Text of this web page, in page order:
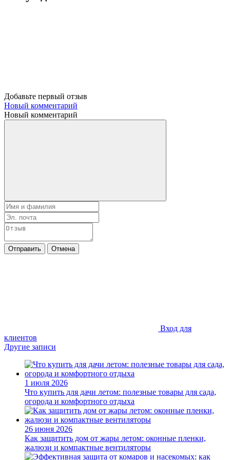
Добавьте первый отзыв
Новый комментарий
Новый комментарий
Отправить Отмена
Вход для
клиентов
Другие записи
1 июля 2026
Что купить для дачи летом: полезные товары для сада,
огорода и комфортного отдыха
26 июня 2026
Как защитить дом от жары летом: оконные пленки,
жалюзи и компактные вентиляторы